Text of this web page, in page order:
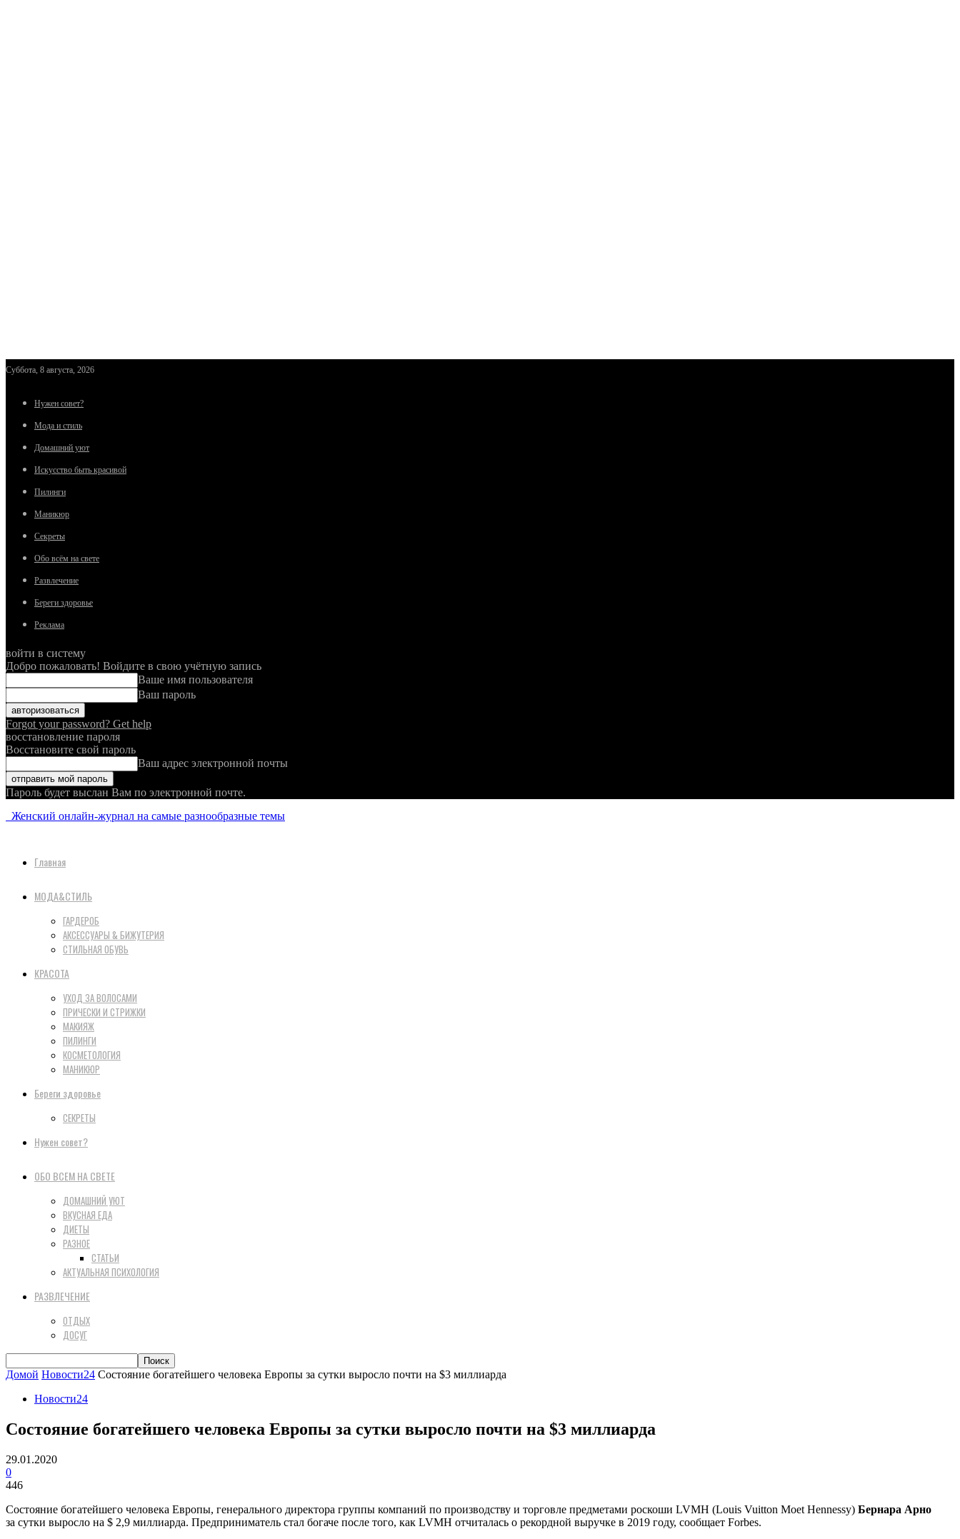
Суббота, 8 августа, 2026
Нужен совет?
Мода и стиль
Домашний уют
Искусство быть красивой
Пилинги
Маникюр
Секреты
Обо всём на свете
Развлечение
Береги здоровье
Реклама
войти в систему
Добро пожаловать! Войдите в свою учётную запись
Ваше имя пользователя
Ваш пароль
Forgot your password? Get help
восстановление пароля
Восстановите свой пароль
Ваш адрес электронной почты
Пароль будет выслан Вам по электронной почте.
Женский онлайн-журнал на самые разнообразные темы
Главная
МОДА&СТИЛЬ
ГАРДЕРОБ
АКСЕССУАРЫ & БИЖУТЕРИЯ
СТИЛЬНАЯ ОБУВЬ
КРАСОТА
УХОД ЗА ВОЛОСАМИ
ПРИЧЕСКИ И СТРИЖКИ
МАКИЯЖ
ПИЛИНГИ
КОСМЕТОЛОГИЯ
МАНИКЮР
Береги здоровье
СЕКРЕТЫ
Нужен совет?
ОБО ВСЕМ НА СВЕТЕ
ДОМАШНИЙ УЮТ
ВКУСНАЯ ЕДА
ДИЕТЫ
РАЗНОЕ
СТАТЬИ
АКТУАЛЬНАЯ ПСИХОЛОГИЯ
РАЗВЛЕЧЕНИЕ
ОТДЫХ
ДОСУГ
Домой Новости24 ​Состояние богатейшего человека Европы за сутки выросло почти на $3 миллиарда
Новости24
​Состояние богатейшего человека Европы за сутки выросло почти на $3 миллиарда
29.01.2020
0
446
Состояние богатейшего человека Европы, генерального директора группы компаний по производству и торговле предметами роскоши LVMH (Louis Vuitton Moet Hennessy) Бернара Арно
за сутки выросло на $ 2,9 миллиарда. Предприниматель стал богаче после того, как LVMH отчиталась о рекордной выручке в 2019 году, сообщает Forbes.